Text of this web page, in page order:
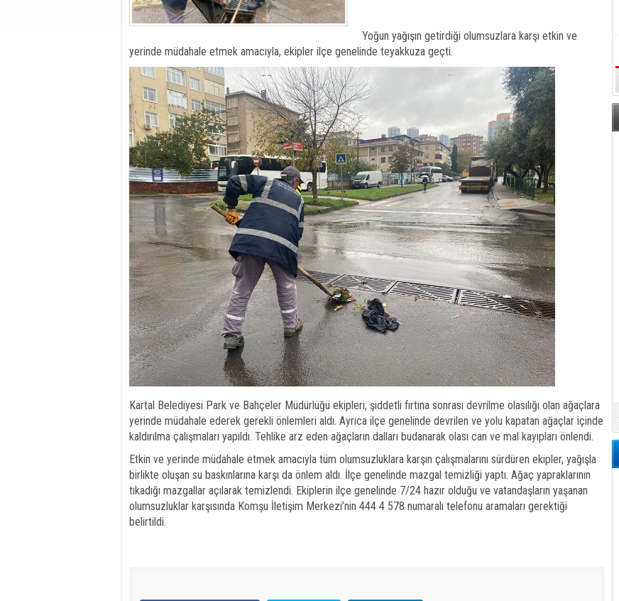
Yoğun yağışın getirdiği olumsuzlara karşı etkin ve
yerinde müdahale etmek amacıyla, ekipler ilçe genelinde teyakkuza geçti.
Kartal Belediyesi Park ve Bahçeler Müdürlüğü ekipleri, şiddetli fırtına sonrası devrilme olasılığı olan ağaçlara
yerinde müdahale ederek gerekli önlemleri aldı. Ayrıca ilçe genelinde devrilen ve yolu kapatan ağaçlar içinde
kaldırılma çalışmaları yapıldı. Tehlike arz eden ağaçların dalları budanarak olası can ve mal kayıpları önlendi.
Etkin ve yerinde müdahale etmek amacıyla tüm olumsuzluklara karşın çalışmalarını sürdüren ekipler, yağışla
birlikte oluşan su baskınlarına karşı da önlem aldı. İlçe genelinde mazgal temizliği yaptı. Ağaç yapraklarının
tıkadığı mazgallar açılarak temizlendi. Ekiplerin ilçe genelinde 7/24 hazır olduğu ve vatandaşların yaşanan
olumsuzluklar karşısında Komşu İletişim Merkezi’nin 444 4 578 numaralı telefonu aramaları gerektiği
belirtildi.